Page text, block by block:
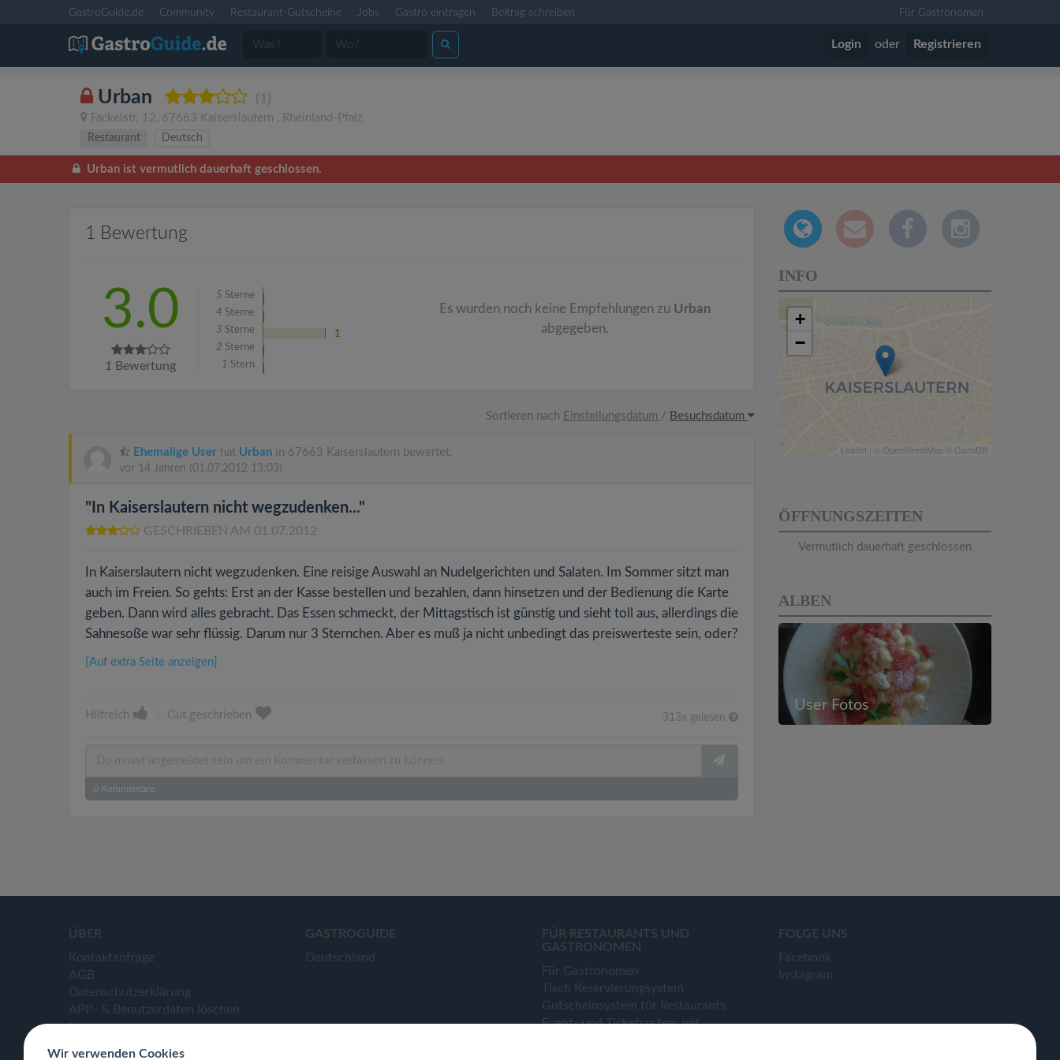
GastroGuide.de Community Restaurant-Gutscheine Jobs Gastro eintragen Beitrag schreiben Für Gastronomen
Login oder Registrieren
Urban (1)
Fackelstr. 12, 67663 Kaiserslautern , Rheinland-Pfalz
Restaurant Deutsch
Urban ist vermutlich dauerhaft geschlossen.
1 Bewertung
3.0
1 Bewertung
5 Sterne
4 Sterne
3 Sterne
1
2 Sterne
1 Stern
Es wurden noch keine Empfehlungen zu Urban
abgegeben.
Sortieren nach Einstellungsdatum / Besuchsdatum
Ehemalige User hat Urban in 67663 Kaiserslautern bewertet.
vor 14 Jahren (01.07.2012 13:03)
"In Kaiserslautern nicht wegzudenken..."
GESCHRIEBEN AM 01.07.2012
In Kaiserslautern nicht wegzudenken. Eine reisige Auswahl an Nudelgerichten und Salaten. Im Sommer sitzt man
auch im Freien. So gehts: Erst an der Kasse bestellen und bezahlen, dann hinsetzen und der Bedienung die Karte
geben. Dann wird alles gebracht. Das Essen schmeckt, der Mittagstisch ist günstig und sieht toll aus, allerdings die
Sahnesoße war sehr flüssig. Darum nur 3 Sternchen. Aber es muß ja nicht unbedingt das preiswerteste sein, oder?
[Auf extra Seite anzeigen]
Hilfreich Gut geschrieben 313x gelesen
0 Kommentare
INFO
+
−
Leaflet | © OpenStreetMap © CartoDB
ÖFFNUNGSZEITEN
Vermutlich dauerhaft geschlossen
ALBEN
User Fotos
ÜBER
Kontaktanfrage
AGB
Datenschutzerklärung
APP- & Benutzerdaten löschen
Impressum
GASTROGUIDE
Deutschland
FÜR RESTAURANTS UND
GASTRONOMEN
Für Gastronomen
Tisch Reservierungsystem
Gutscheinsystem für Restaurants
Event- und Ticketsystem mit
FOLGE UNS
Facebook
Instagram
Wir verwenden Cookies